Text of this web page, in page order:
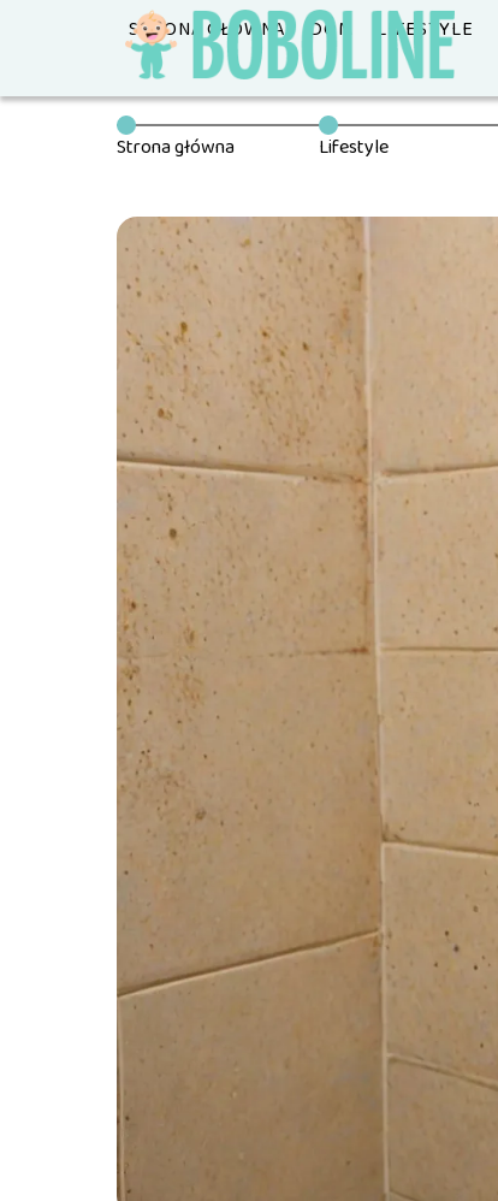
STRONA GŁÓWNA DOM LIFESTYLE
Strona główna Lifestyle